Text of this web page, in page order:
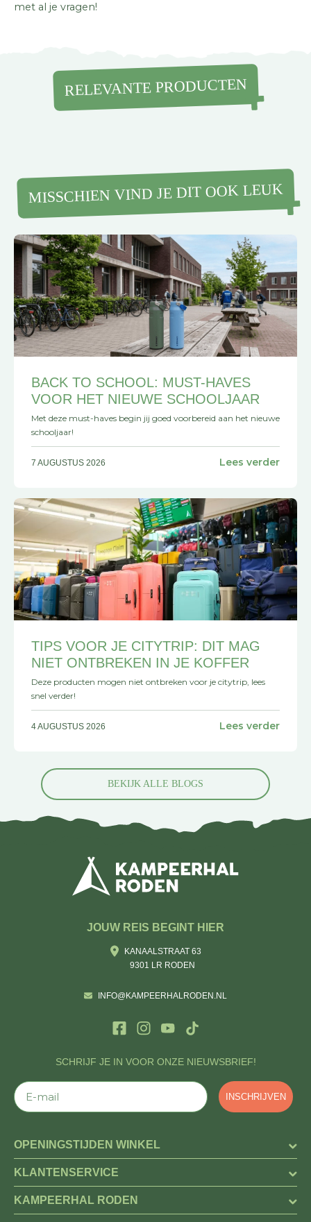
met al je vragen!
RELEVANTE PRODUCTEN
MISSCHIEN VIND JE DIT OOK LEUK
BEKIJK ALLE BLOGS
BACK TO SCHOOL: MUST-HAVES
VOOR HET NIEUWE SCHOOLJAAR
Met deze must-haves begin jij goed voorbereid aan het nieuwe
schooljaar!
7 AUGUSTUS 2026 Lees verder
TIPS VOOR JE CITYTRIP: DIT MAG
NIET ONTBREKEN IN JE KOFFER
Deze producten mogen niet ontbreken voor je citytrip, lees
snel verder!
4 AUGUSTUS 2026 Lees verder
SCHRIJF JE IN VOOR ONZE NIEUWSBRIEF!
E-mail
INSCHRIJVEN
JOUW REIS BEGINT HIER
KANAALSTRAAT 63
9301 LR RODEN
INFO@KAMPEERHALRODEN.NL
OPENINGSTIJDEN WINKEL
KLANTENSERVICE
KAMPEERHAL RODEN